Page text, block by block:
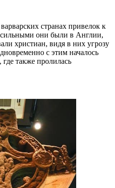
странах привелок к
они были в Англии,
христиан, видя в них угрозу
с этим началось
также пролилась